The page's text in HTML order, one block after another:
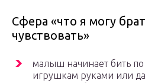
Сфера «что я могу
чувствовать»
малыш начинает бить
игрушкам руками или